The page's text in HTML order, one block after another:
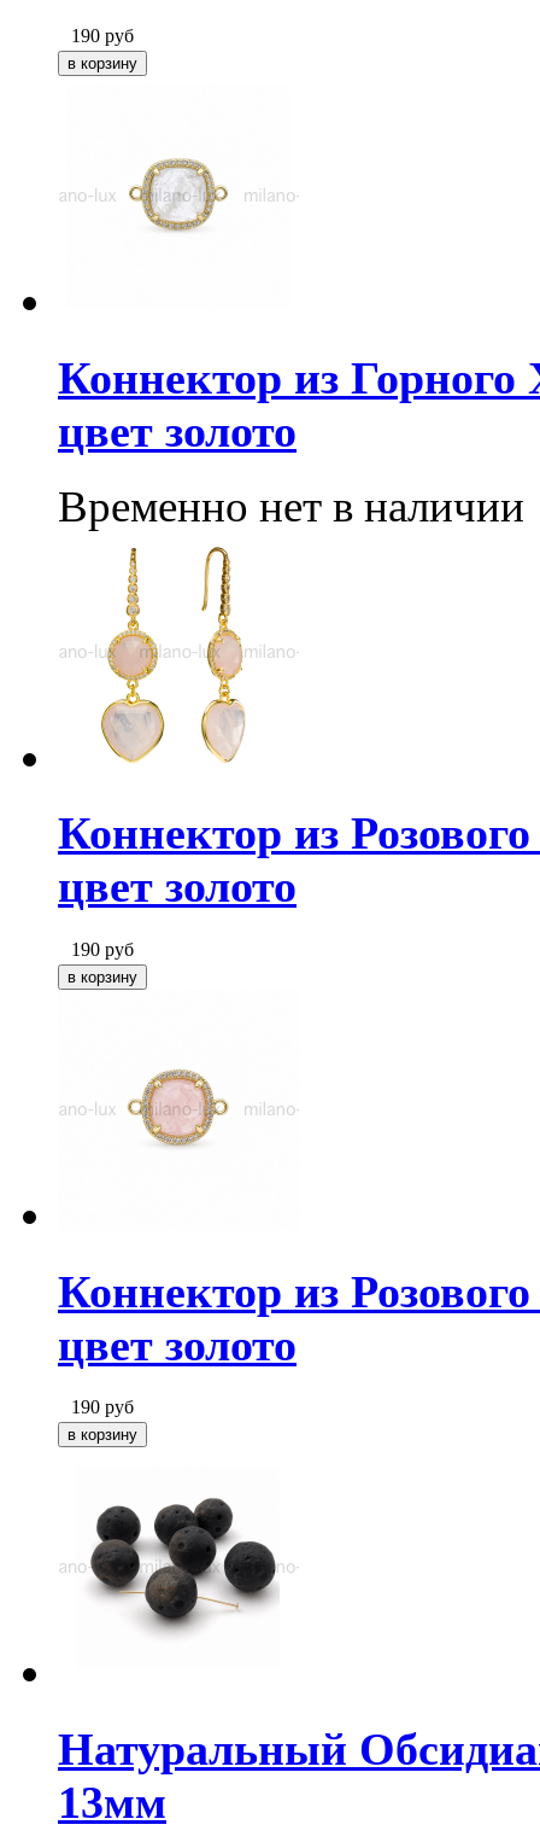
190 руб
Коннектор из
цвет золото
Временно нет в наличии
Коннектор из
цвет золото
190 руб
Коннектор из
цвет золото
190 руб
Натуральный
13мм